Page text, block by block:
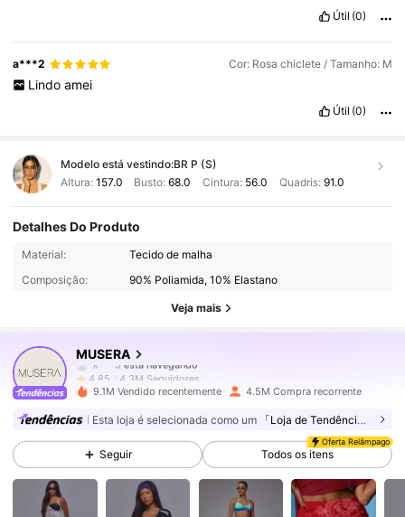
Útil (0)
a***2 Cor: Rosa chiclete / Tamanho: M
Lindo amei
Útil (0)
Modelo está vestindo:BR P (S)
Altura: 157.0 Busto:68.0 Cintura: 56.0 Quadris: 91.0
Detalhes Do Produto
Material:
Tecido de malha
Composição:
90% Poliamida, 10% Elastano
Veja mais
MUSERA
4.3M Seguidores
4,85
4.3M Seguidores
g***1seguido8 horas atrás
4,85 4.3M Seguidores
4,85 4.3M Seguidores
4.3M Seguidores
9.1M Vendido recentemente 4.5M Compra recorrente
Esta loja é selecionada como um 「Loja de Tendências」
Seguir
Oferta Relâmpago
Todos os itens